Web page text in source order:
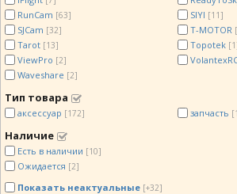
RunCam [63] SIYI [11]
SJCam [32] T-MOTOR
Tarot [13] Topotek
ViewPro [2]
Waveshare [2]
Тип товара
аксессуар [172] запчасть
Наличие
Есть в наличии [10]
Ожидается [2]
Показать неактуальные [+32]